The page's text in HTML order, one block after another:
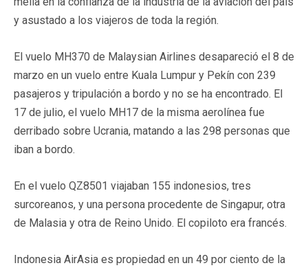
y asustado a los viajeros de toda la región.
El vuelo MH370 de Malaysian Airlines desapareció el 8 de
marzo en un vuelo entre Kuala Lumpur y Pekín con 239
pasajeros y tripulación a bordo y no se ha encontrado. El
17 de julio, el vuelo MH17 de la misma aerolínea fue
derribado sobre Ucrania, matando a las 298 personas que
iban a bordo.
En el vuelo QZ8501 viajaban 155 indonesios, tres
surcoreanos, y una persona procedente de Singapur, otra
de Malasia y otra de Reino Unido. El copiloto era francés.
Indonesia AirAsia es propiedad en un 49 por ciento de la